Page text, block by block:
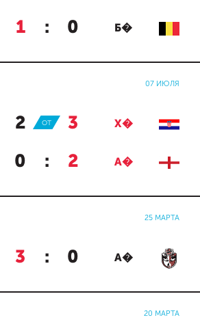
1 : 0 Б�
07 ИЮЛЯ
2 : 3 Х�
ОТ
0 : 2 А�
25 МАРТА
3 : 0 А�
20 МАРТА